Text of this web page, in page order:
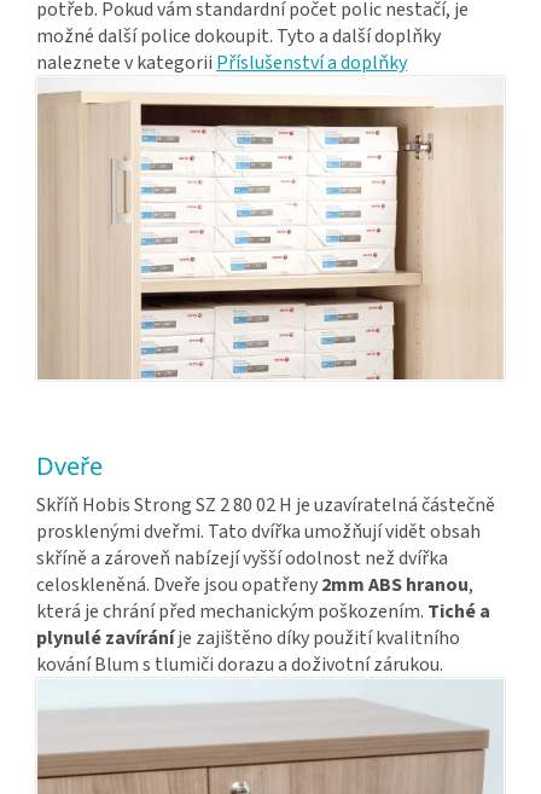
potřeb. Pokud vám standardní počet polic nestačí, je
možné další police dokoupit. Tyto a další doplňky
naleznete v kategorii Příslušenství a doplňky
Dveře
Skříň Hobis Strong SZ 2 80 02 H je uzavíratelná částečně
prosklenými dveřmi. Tato dvířka umožňují vidět obsah
skříně a zároveň nabízejí vyšší odolnost než dvířka
celoskleněná. Dveře jsou opatřeny2mm ABS hranou,
která je chrání před mechanickým poškozením. Tiché a
plynulé zavíráníje zajištěno díky použití kvalitního
kování Blum s tlumiči dorazu a doživotní zárukou.